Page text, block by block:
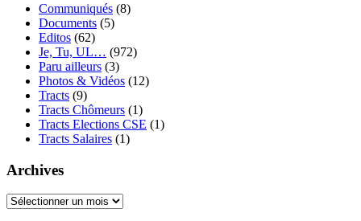
Communiqués (8)
Documents (5)
Editos (62)
Je, Tu, UL… (972)
Paru ailleurs (3)
Photos & Vidéos (12)
Tracts (9)
Tracts Chômeurs (1)
Tracts Elections CSE (1)
Tracts Salaires (1)
Archives
Archives